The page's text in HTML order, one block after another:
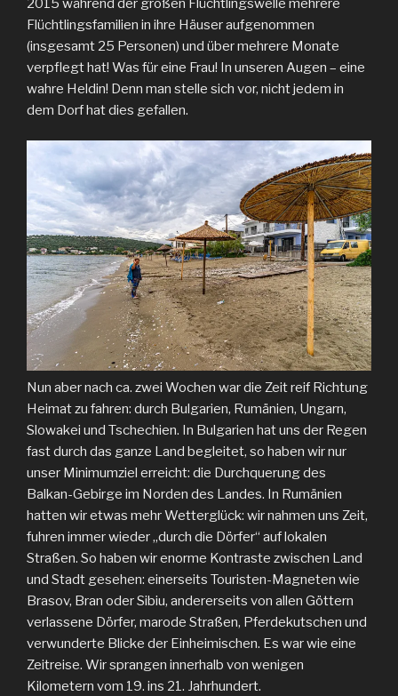
2015 während der großen Flüchtlingswelle mehrere
Flüchtlingsfamilien in ihre Häuser aufgenommen
(insgesamt 25 Personen) und über mehrere Monate
verpflegt hat! Was für eine Frau! In unseren Augen – eine
wahre Heldin! Denn man stelle sich vor, nicht jedem in
dem Dorf hat dies gefallen.
Nun aber nach ca. zwei Wochen war die Zeit reif Richtung
Heimat zu fahren: durch Bulgarien, Rumänien, Ungarn,
Slowakei und Tschechien. In Bulgarien hat uns der Regen
fast durch das ganze Land begleitet, so haben wir nur
unser Minimumziel erreicht: die Durchquerung des
Balkan-Gebirge im Norden des Landes. In Rumänien
hatten wir etwas mehr Wetterglück: wir nahmen uns Zeit,
fuhren immer wieder „durch die Dörfer“ auf lokalen
Straßen. So haben wir enorme Kontraste zwischen Land
und Stadt gesehen: einerseits Touristen-Magneten wie
Brasov, Bran oder Sibiu, andererseits von allen Göttern
verlassene Dörfer, marode Straßen, Pferdekutschen und
verwunderte Blicke der Einheimischen. Es war wie eine
Zeitreise. Wir sprangen innerhalb von wenigen
Kilometern vom 19. ins 21. Jahrhundert.